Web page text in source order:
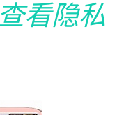
查看隐私